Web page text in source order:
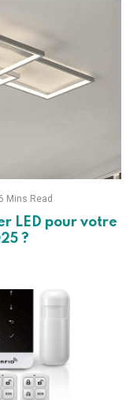
6 Mins Read
LED pour votre
?